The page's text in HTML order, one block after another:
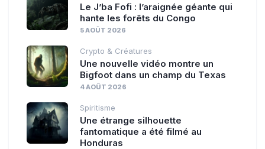
Le J’ba Fofi : l’araignée géante qui
hante les forêts du Congo
5 AOÛT 2026
Crypto & Créatures
Une nouvelle vidéo montre un
Bigfoot dans un champ du Texas
4 AOÛT 2026
Spiritisme
Une étrange silhouette
fantomatique a été filmé au
Honduras